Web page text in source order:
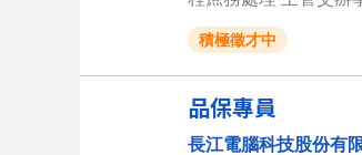
積極徵才中
品保專員
長江電腦科技股份有